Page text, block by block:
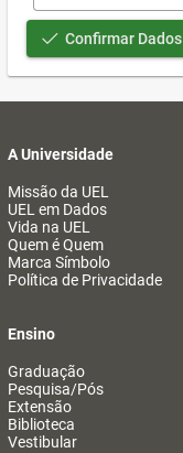
Confirmar Dados
A Universidade
Missão da UEL
UEL em Dados
Vida na UEL
Quem é Quem
Marca Símbolo
Política de Privacidade
Ensino
Graduação
Pesquisa/Pós
Extensão
Biblioteca
Vestibular